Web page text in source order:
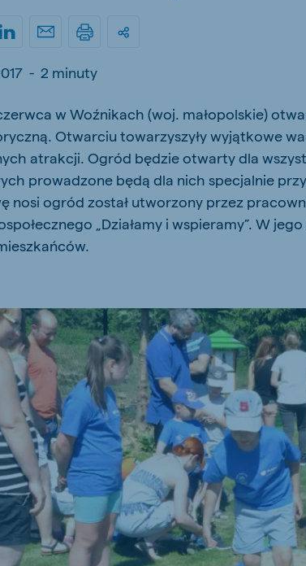
- 2 minuty
w Woźnikach (woj. małopolskie)
Otwarciu towarzyszyły wyjątkowe
atrakcji. Ogród będzie otwarty dla
prowadzone będą dla nich specjalnie
nosi ogród został utworzony przez
„Działamy i wspieramy”. W
Polish
Spanish
Myanmar
South Africa
English
Koudijs
English
Koudijs Ethiopia
English
Koudijs Export
English
Koudijs
Ukrainian